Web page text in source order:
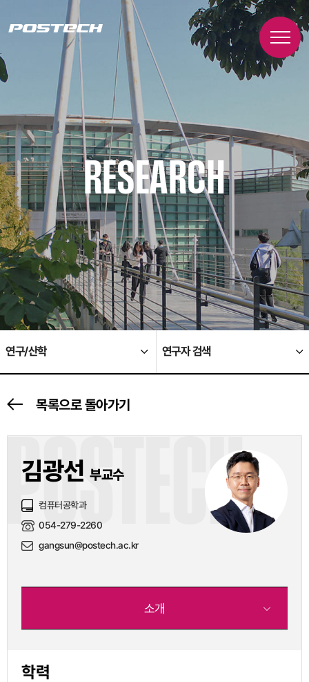
RESEARCH
연구/산학 연구자 검색
목록으로 돌아가기
POSTECH
김광선 부교수
컴퓨터공학과
054-279-2260
gangsun@postech.ac.kr
소개
학력